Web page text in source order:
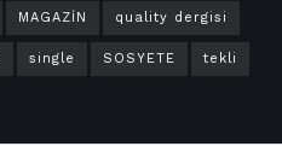
MAGAZİN quality dergisi
single SOSYETE tekli